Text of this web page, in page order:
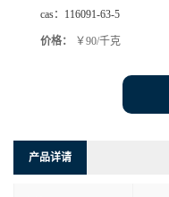
cas： 116091-63-5
价格： ￥90/千克
产品详请